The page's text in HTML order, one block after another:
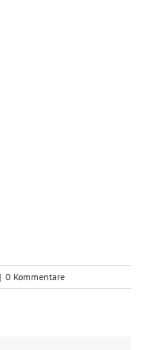
| 0 Kommentare